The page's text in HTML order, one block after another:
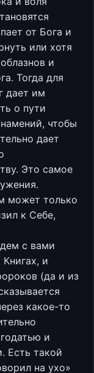
от Бога и
или хотя
и
Тогда для
дает им
о пути
чтобы
дает
Это самое
может только
к Себе,
с вами
и
(да и из
какое-то
и
Есть такой
на ухо»